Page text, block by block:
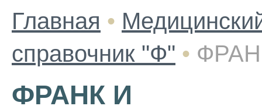
Главная •
справочник "Ф" •
ФРАНК И